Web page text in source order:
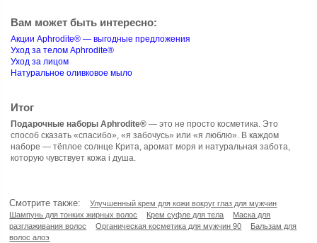
Вам может быть интересно:
Акции Aphrodite® — выгодные предложения
Уход за телом Aphrodite®
Уход за лицом
Натуральное оливковое мыло
Итог
Подарочные наборы Aphrodite® — это не просто косметика. Это
способ сказать «спасибо», «я забочусь» или «я люблю». В каждом
наборе — тёплое солнце Крита, аромат моря и натуральная забота,
которую чувствует кожа і душа.
Категории
Смотрите также:
Улучшенный крем для кожи вокруг глаз для мужчин
Шампунь для тонких жирных волос
Крем суфле для тела
Маска для
разглаживания волос
Органическая косметика для мужчин 90
Бальзам для
волос алоэ